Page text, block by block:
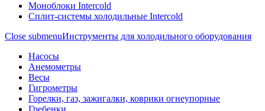
Моноблоки Intercold
Сплит-системы холодильные Intercold
Close submenuИнструменты для холодильного оборудования
Насосы
Анемометры
Весы
Гигрометры
Горелки, газ, зажигалки, коврики огнеупорные
Гребенки